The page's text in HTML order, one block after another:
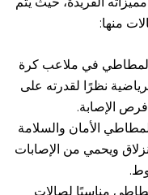
منها:
المطاطي في ملاعب كرة
نظرًا لقدرته على
الإصابة.
الأمان والسلامة
ويحمي من الإصابات
مناسبًا لصالات